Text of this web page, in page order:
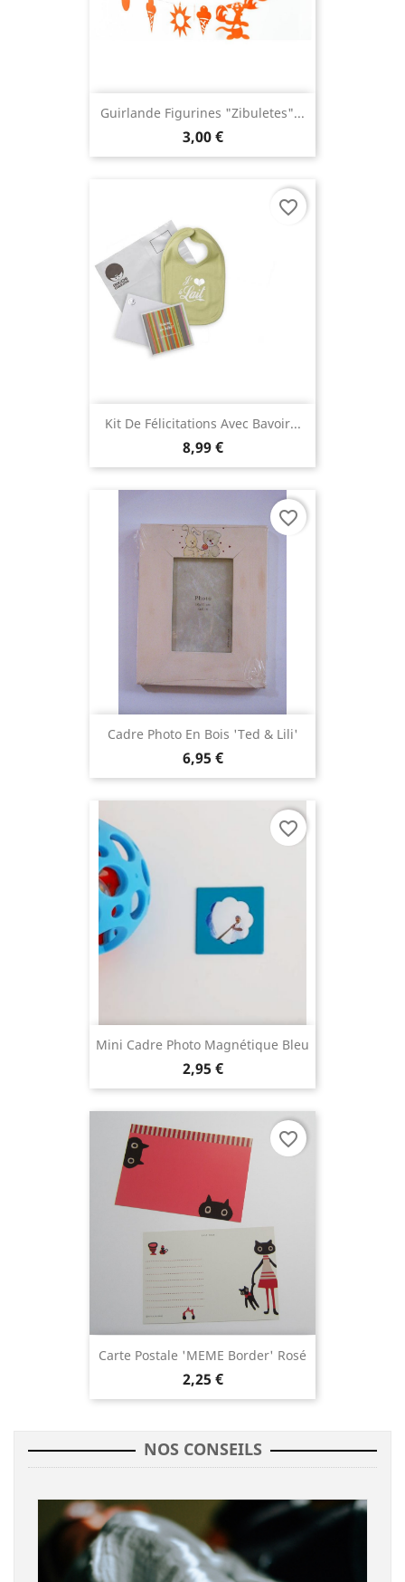
Guirlande Figurines "Zibuletes"...
3,00 €
Kit De Félicitations Avec Bavoir...
8,99 €
favorite_border
Cadre Photo En Bois 'Ted & Lili'
6,95 €
favorite_border
Mini Cadre Photo Magnétique Bleu
2,95 €
favorite_border
Carte Postale 'MEME Border' Rosé
2,25 €
favorite_border
NOS CONSEILS